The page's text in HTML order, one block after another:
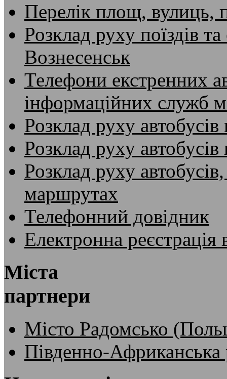
Перелік площ, вулиць,
Розклад руху поїздів
Вознесенськ
Телефони екстренних
інформаційних служб
Розклад руху
Розклад руху
Розклад руху
маршрутах
Телефонний довідник
Електронна реєстрація
Міста
партнери
Місто Радомсько
Південно-Африканська